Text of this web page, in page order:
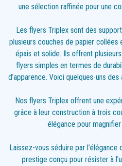
une sélection raffinée pour une
Les flyers Triplex sont des
plusieurs couches de papier
épais et solide. Ils offrent
flyers simples en termes de
d'apparence. Voici quelques-uns
Nos flyers Triplex offrent une
grâce à leur construction à trois
élégance pour
Laissez-vous séduire par l'élégance
prestige conçu pour résister à